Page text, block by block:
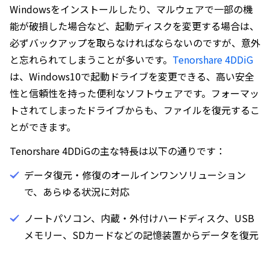
Windowsをインストールしたり、マルウェアで一部の機
能が破損した場合など、起動ディスクを変更する場合は、
必ずバックアップを取らなければならないのですが、意外
と忘れられてしまうことが多いです。 Tenorshare 4DDiG
は、Windows10で起動ドライブを変更できる、高い安全
性と信頼性を持った便利なソフトウェアです。フォーマッ
トされてしまったドライブからも、ファイルを復元するこ
とができます。
Tenorshare 4DDiGの主な特長は以下の通りです：
データ復元・修復のオールインワンソリューション
で、あらゆる状況に対応
ノートパソコン、内蔵・外付けハードディスク、USB
メモリー、SDカードなどの記憶装置からデータを復元